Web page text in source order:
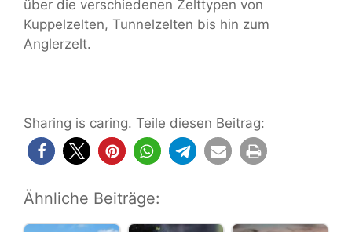
über die verschiedenen Zelttypen von
Kuppelzelten, Tunnelzelten bis hin zum
Anglerzelt.
Sharing is caring. Teile diesen Beitrag:
Ähnliche Beiträge: